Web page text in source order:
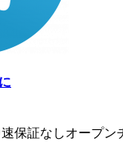
保証なしオープン